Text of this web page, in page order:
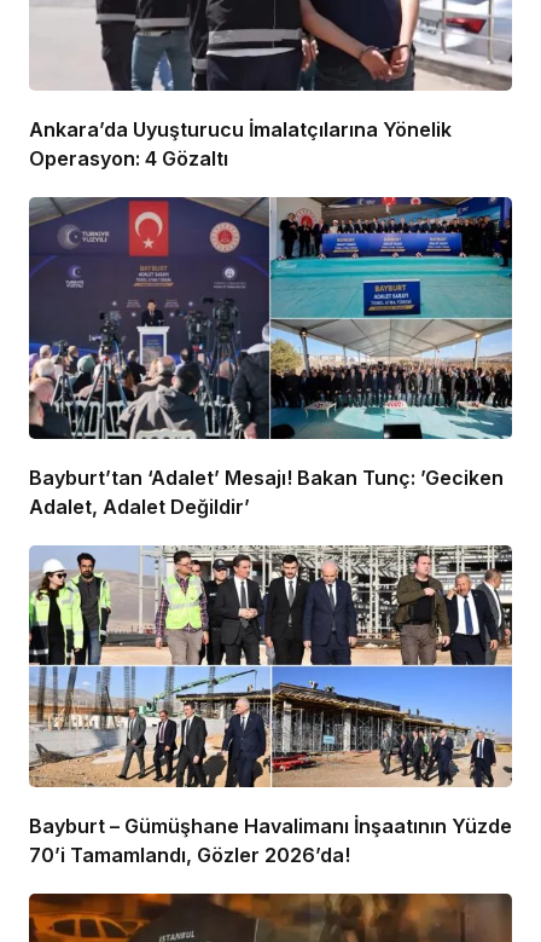
Ankara’da Uyuşturucu İmalatçılarına Yönelik
Operasyon: 4 Gözaltı
Bayburt’tan ‘Adalet’ Mesajı! Bakan Tunç: ’Geciken
Adalet, Adalet Değildir’
Bayburt – Gümüşhane Havalimanı İnşaatının Yüzde
70’i Tamamlandı, Gözler 2026’da!